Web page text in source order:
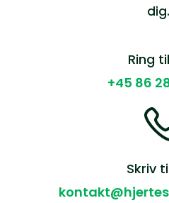
dig.
Ring
+45 86
Skriv